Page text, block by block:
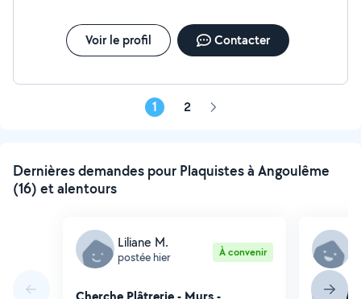
Voir le profil Contacter
1 2 Page
Dernières demandes pour Plaquistes à Angoulême
(16) et alentours
Liliane M.
postée hier À convenir